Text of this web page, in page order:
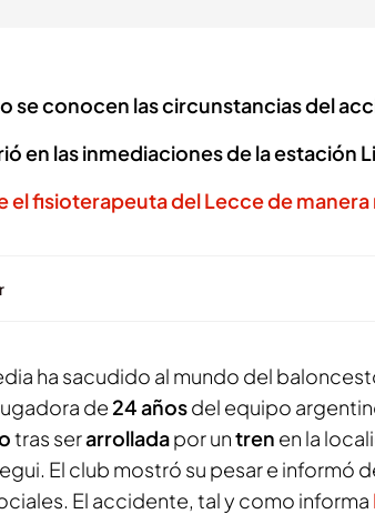
se conocen las circunstancias del
en las inmediaciones de la estación
el fisioterapeuta del Lecce de
ha sacudido al mundo del
de 24 añosdel equipo
tras serarrolladapor untren en la
El club mostró su pesar e informó
El accidente, tal y como informa